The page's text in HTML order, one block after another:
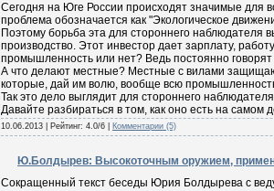
Сегодня на Юге России происходят значимые для
проблема обозначается как "Экологическое
Поэтому борьба эта для стороннего наблюдателя
производство. Этот инвестор дает зарплату,
промышленность или нет? Ведь постоянно
А что делают местные? Местные с вилами
которые, дай им волю, вообще всю
Так это дело выглядит для стороннего
Давайте разбираться в том, как оно есть на самом
10.06.2013 | Рейтинг: 4.0/6 | Комментарии (5)
Ю.Болдырев: Высокоточным оружием,
Сокращенный текст беседы Юрия Болдырева с